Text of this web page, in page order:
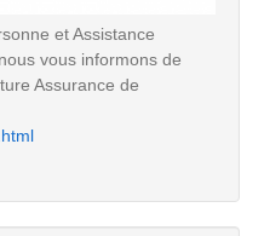
et Assistance
vous informons de
Assurance de